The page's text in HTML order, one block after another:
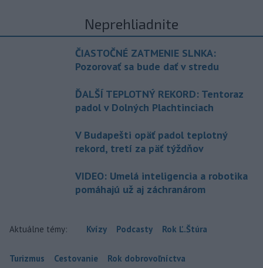
Neprehliadnite
ČIASTOČNÉ ZATMENIE SLNKA:
Pozorovať sa bude dať v stredu
ĎALŠÍ TEPLOTNÝ REKORD: Tentoraz
padol v Dolných Plachtinciach
V Budapešti opäť padol teplotný
rekord, tretí za päť týždňov
VIDEO: Umelá inteligencia a robotika
pomáhajú už aj záchranárom
Aktuálne témy: Kvízy Podcasty Rok Ľ.Štúra
Turizmus Cestovanie Rok dobrovoľníctva